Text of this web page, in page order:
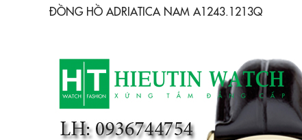
ĐỒNG HỒ ADRIATICA NAM A1243.1213Q